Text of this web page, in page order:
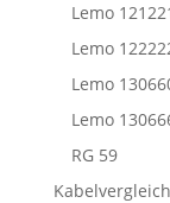
Lemo
Lemo
Lemo
Lemo
RG 59
Kabelvergleich